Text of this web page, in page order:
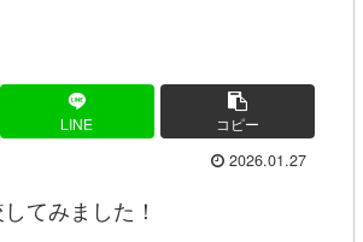
LINE コピー
2026.01.27
てみました！